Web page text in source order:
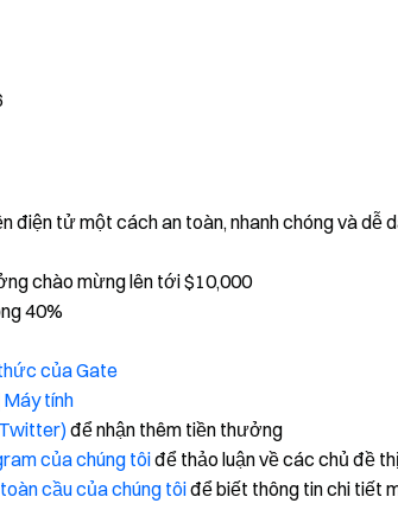
điện tử một cách an toàn, nhanh chóng và dễ
chào mừng lên tới $10,000
40%
của Gate
tính
để nhận thêm tiền thưởng
của chúng tôiđể thảo luận về các chủ đề
cầu của chúng tôiđể biết thông tin chi tiết